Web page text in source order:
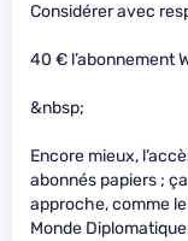
Considérer avec
40 € l’abonnement
&nbsp;
Encore mieux,
abonnés papiers ;
approche, comme
Monde